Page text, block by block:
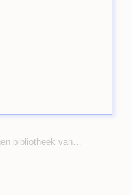
bibliotheek van…